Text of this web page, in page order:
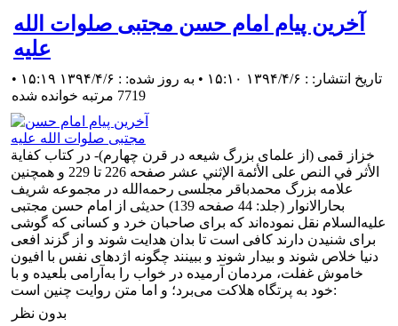
آخرین پیام امام حسن مجتبی صلوات‌ الله‌
علیه
تاریخ انتشار: : ۱۳۹۴/۴/۶ ۱۵:۱۰ • به روز شده: : ۱۳۹۴/۴/۶ ۱۵:۱۹
•
7719 مرتبه خوانده شده
خزاز قمی (از علمای بزرگ شیعه در قرن چهارم)- در کتاب كفاية
الأثر في النص على الأئمة الإثني عشر صفحه 226 تا 229 و همچنین
علامه بزرگ محمدباقر مجلسی رحمه‌الله در مجموعه شریف
بحارالانوار (جلد: 44 صفحه 139) حدیثی از امام حسن مجتبی
علیه‌السلام نقل نموده‌اند که برای صاحبان خرد و کسانی که گوشی
برای شنیدن دارند کافی است تا بدان هدایت شوند و از گزند افعی
دنیا خلاص شوند و بیدار شوند و ببینند چگونه اژدهای نفس با افیون
خاموش غفلت، مردمان آرمیده در خواب را به‌آرامی بلعیده و با
خود به پرتگاه هلاکت می‌برد؛ و اما متن روایت چنین است:
بدون نظر